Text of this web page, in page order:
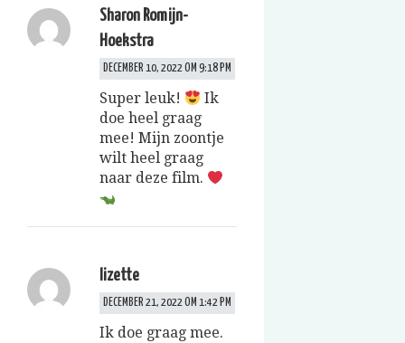
Sharon Romijn-
Hoekstra
DECEMBER 10, 2022 OM 9:18 PM
Super leuk!
Ik
doe heel graag
mee! Mijn zoontje
wilt heel graag
naar deze film.
lizette
DECEMBER 21, 2022 OM 1:42 PM
Ik doe graag mee.